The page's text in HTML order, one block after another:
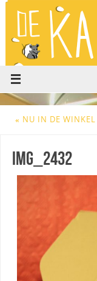
« NU IN DE WINKEL
IMG_2432